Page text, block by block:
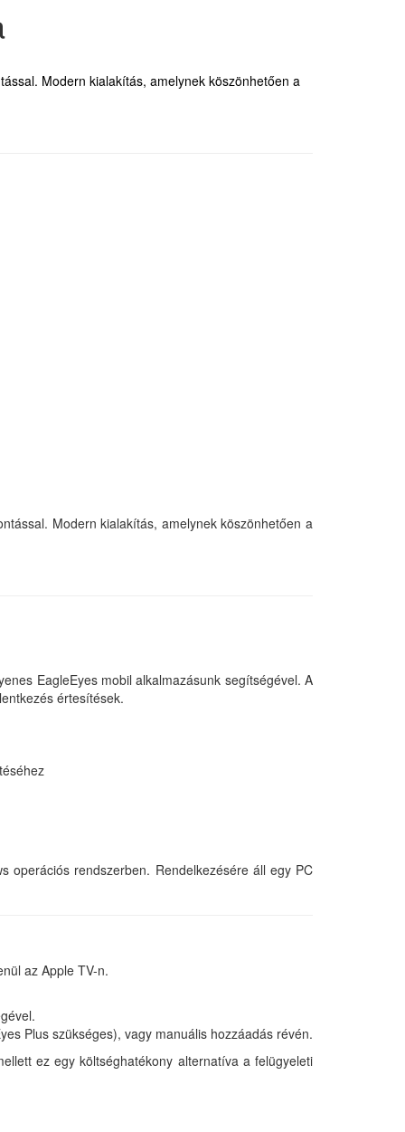
Modern kialakítás, amelynek köszönhetően a
Modern kialakítás, amelynek köszönhetően a
EagleEyes mobil alkalmazásunk segítségével. A
értesítések.
operációs rendszerben. Rendelkezésére áll egy PC
az Apple TV-n.
Plus szükséges), vagy manuális hozzáadás révén.
ez egy költséghatékony alternatíva a felügyeleti